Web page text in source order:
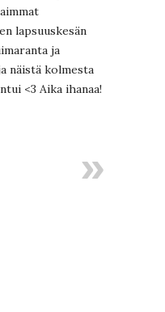
lapsuuskesän
ja
näistä kolmesta
<3 Aika ihanaa!